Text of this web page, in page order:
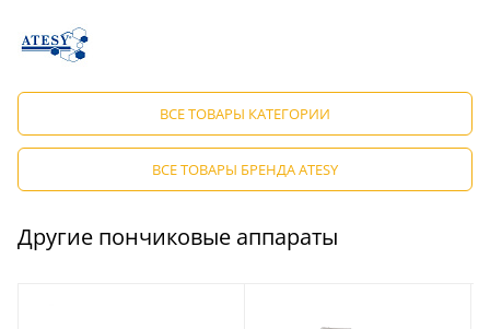
ВСЕ ТОВАРЫ КАТЕГОРИИ
ВСЕ ТОВАРЫ БРЕНДА ATESY
Другие пончиковые аппараты